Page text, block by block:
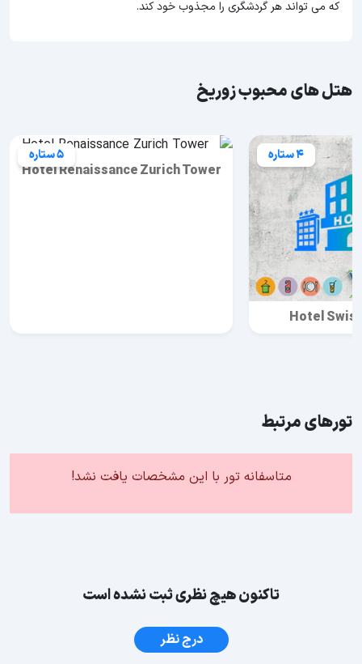
که می تواند هر گردشگری را مجذوب خود کند.
هتل های محبوب زوریخ
4 ستاره
Hotel
5 ستاره
Hotel Renaissance Zurich Tower
تورهای مرتبط
متاسفانه تور با این مشخصات یافت نشد!
تاکنون هیچ نظری ثبت نشده است
درج نظر